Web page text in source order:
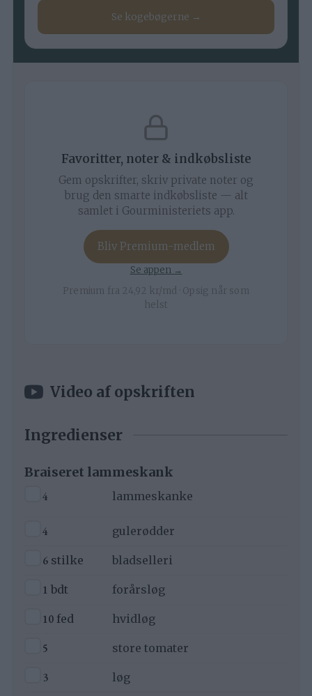
Se kogebøgerne →
Favoritter, noter & indkøbsliste
Gem opskrifter, skriv private noter og
brug den smarte indkøbsliste — alt
samlet i Gourministeriets app.
Bliv Premium-medlem
Se appen →
Premium fra 24,92 kr/md · Opsig når som
helst
Video af opskriften
Ingredienser
Braiseret lammeskank
▢
4 lammeskanke
▢
4
gulerødder
▢
6 stilke
bladselleri
▢
1 bdt
forårsløg
▢
10 fed
hvidløg
▢
5
store tomater
▢
3
løg